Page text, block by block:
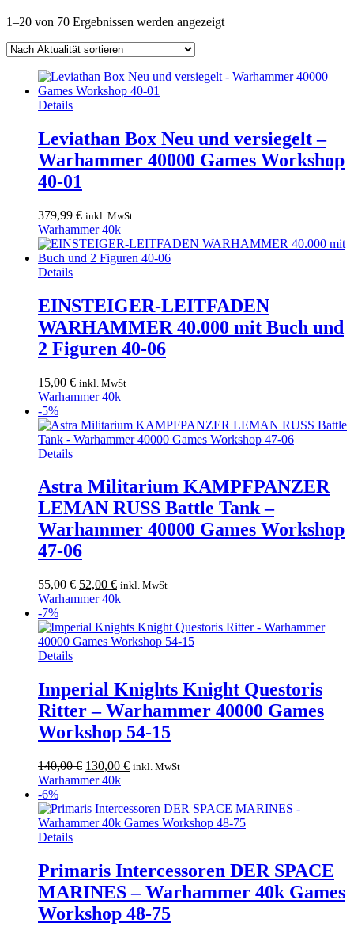
1–20 von 70 Ergebnissen werden angezeigtNach
Details
Leviathan Box Neu und versiegelt –
Warhammer 40000 Games Workshop
40-01
379,99 € inkl. MwSt
Warhammer 40k
Details
EINSTEIGER-LEITFADEN
WARHAMMER 40.000 mit Buch und
2 Figuren 40-06
15,00 € inkl. MwSt
Warhammer 40k
-5%
Details
Astra Militarium KAMPFPANZER
LEMAN RUSS Battle Tank –
Warhammer 40000 Games Workshop
47-06
55,00€ Ursprünglicher
Preis
55,00 €
52,00 €Aktueller
Preis
52,00 €.
inkl. MwSt
Warhammer 40k
-7%
Details
Imperial Knights Knight Questoris
Ritter – Warhammer 40000 Games
Workshop 54-15
140,00€ Ursprünglicher
Preis
140,00 €
130,00 €Aktueller
130,00 €.
inkl. MwSt
Warhammer 40k
-6%
Details
Primaris Intercessoren DER SPACE
MARINES – Warhammer 40k Games
Workshop 48-75